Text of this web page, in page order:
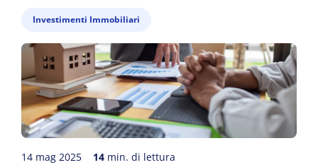
Investimenti Immobiliari
14 mag 2025 14 min. di lettura